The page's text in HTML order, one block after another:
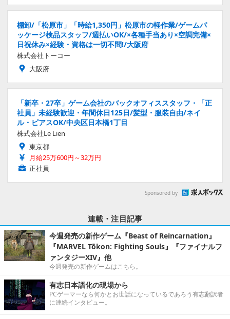
棚卸/「松原市」「時給1,350円」松原市の軽作業/ゲームパ
ッケージ検品スタッフ/週払いOK/×各種手当あり×空調完備×
日祝休み×経験・資格は一切不問!/大阪府
株式会社トーコー
大阪府
「新卒・27卒」ゲーム会社のバックオフィススタッフ・「正
社員」未経験歓迎・年間休日125日/髪型・服装自由/ネイ
ル・ピアスOK/中央区日本橋1丁目
株式会社Le Lien
東京都
月給25万600円～32万円
正社員
Sponsored by
連載・注目記事
今週発売の新作ゲーム『Beast of Reincarnation』
『MARVEL Tōkon: Fighting Souls』『ファイナルフ
ァンタジーXIV』他
今週発売の新作ゲームはこちら。
有志日本語化の現場から
PCゲーマーなら何かとお世話になっているであろう有志翻訳者
に連続インタビュー。